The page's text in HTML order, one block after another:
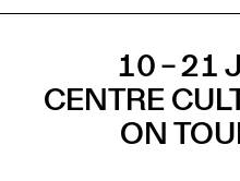
10 – 21
CENTRE
ON